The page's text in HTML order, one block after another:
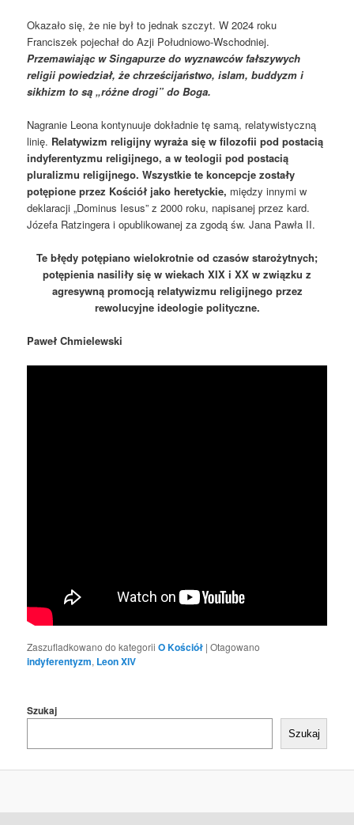
Okazało się, że nie był to jednak szczyt. W 2024 roku
Franciszek pojechał do Azji Południowo-Wschodniej.
Przemawiając w Singapurze do wyznawców fałszywych
religii powiedział, że chrześcijaństwo, islam, buddyzm i
sikhizm to są „różne drogi” do Boga.
Nagranie Leona kontynuuje dokładnie tę samą, relatywistyczną
linię. Relatywizm religijny wyraża się w filozofii pod postacią
indyferentyzmu religijnego, a w teologii pod postacią
pluralizmu religijnego. Wszystkie te koncepcje zostały
potępione przez Kościół jako heretyckie, między innymi w
deklaracji „Dominus Iesus” z 2000 roku, napisanej przez kard.
Józefa Ratzingera i opublikowanej za zgodą św. Jana Pawła II.
Te błędy potępiano wielokrotnie od czasów starożytnych;
potępienia nasiliły się w wiekach XIX i XX w związku z
agresywną promocją relatywizmu religijnego przez
rewolucyjne ideologie polityczne.
Paweł Chmielewski
Zaszufladkowano do kategorii O Kościół |Otagowano
indyferentyzm, Leon XIV
Szukaj
Szukaj